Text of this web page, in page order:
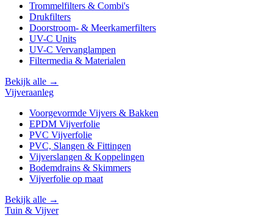
Trommelfilters & Combi's
Drukfilters
Doorstroom- & Meerkamerfilters
UV-C Units
UV-C Vervanglampen
Filtermedia & Materialen
Bekijk alle →
Vijveraanleg
Voorgevormde Vijvers & Bakken
EPDM Vijverfolie
PVC Vijverfolie
PVC, Slangen & Fittingen
Vijverslangen & Koppelingen
Bodemdrains & Skimmers
Vijverfolie op maat
Bekijk alle →
Tuin & Vijver